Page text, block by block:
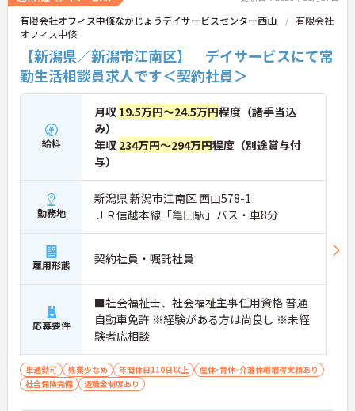
有限会社オフィス中條なかじょうデイサービスセンター西山
有限会社
オフィス中條
【新潟県／新潟市江南区】 デイサービスにて常
勤生活相談員求人です＜契約社員＞
給料
月収 19.5万円～24.5万円程度（諸手当込
み）
年収 234万円～294万円程度（別途賞与付
与）
勤務地
新潟県 新潟市江南区 西山578-1
ＪＲ信越本線「亀田駅」バス・車8分
雇用形態 契約社員・嘱託社員
応募要件
■社会福祉士、社会福祉主事任用資格 普通
自動車免許 ※経験がある方は尚良し ※未経
験者応相談
車通勤可 残業少なめ 年間休日110日以上
産休･育休･介護休暇取得実績あり
社会保険完備
退職金制度あり